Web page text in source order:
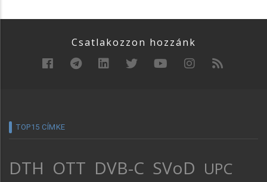
Csatlakozzon hozzánk
TOP15 CÍMKE
DTH OTT DVB-C SVoD UPC